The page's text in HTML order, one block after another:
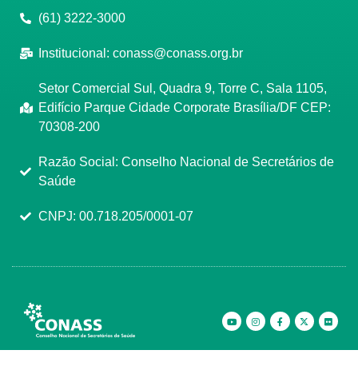
(61) 3222-3000
Institucional: conass@conass.org.br
Setor Comercial Sul, Quadra 9, Torre C, Sala 1105,
Edifício Parque Cidade Corporate Brasília/DF CEP:
70308-200
Razão Social: Conselho Nacional de Secretários de
Saúde
CNPJ: 00.718.205/0001-07